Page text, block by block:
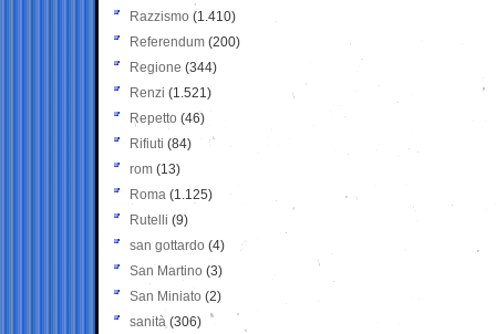
Razzismo (1.410)
Referendum (200)
Regione (344)
Renzi (1.521)
Repetto (46)
Rifiuti (84)
rom (13)
Roma (1.125)
Rutelli (9)
san gottardo (4)
San Martino (3)
San Miniato (2)
sanità (306)